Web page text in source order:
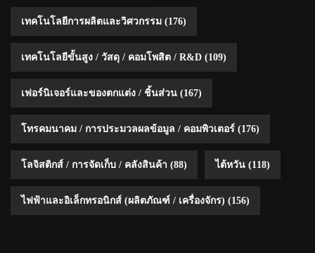
เทคโนโลยีการผลิตและวิศวกรรม (176)
เทคโนโลยีขั้นสูง / วัสดุ / คอมโพสิต / R&D (109)
เฟอร์นิเจอร์และของตกแต่ง / ชิ้นส่วน (167)
โทรคมนาคม / การประมวลผลข้อมูล / คอมพิวเตอร์ (176)
โลจิสติกส์ / การจัดเก็บ / คลังสินค้า (88) ไต้หวัน (118)
ไฟฟ้าและอิเล็กทรอนิกส์ (ผลิตภัณฑ์ / เครื่องจักร) (156)